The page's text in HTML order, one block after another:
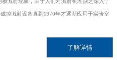
控溅射设备直到1970年才逐渐应用于实验室
了解详情